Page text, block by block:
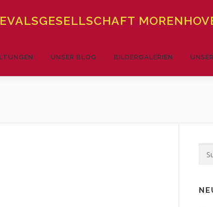
UNSER BLOG BILDERGALERIEN